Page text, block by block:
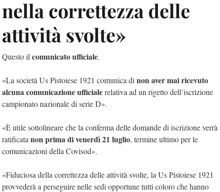
nella correttezza delle
attività svolte»
Questo il comunicato ufficiale.
«La società Us Pistoiese 1921 comunica di non aver mai ricevuto
alcuna comunicazione ufficialerelativa ad un rigetto dell’iscrizione
campionato nazionale di serie D».
«È utile sottolineare che la conferma delle domande di iscrizione verrà
ratificata non prima di venerdì 21 luglio, termine ultimo per le
comunicazioni della Covisod».
«Fiduciosa della correttezza delle attività svolte, la Us Pistoiese 1921
provvederà a perseguire nelle sedi opportune tutti coloro che hanno